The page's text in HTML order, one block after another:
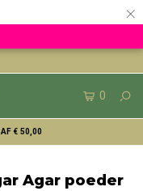
×
0
€ 50,00
Agar poeder